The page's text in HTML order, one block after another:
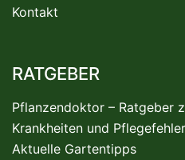
Kontakt
RATGEBER
Pflanzendoktor – Ratgeber
Krankheiten und
Aktuelle Gartentipps